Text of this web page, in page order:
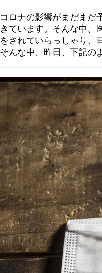
コロナの影響がまだまだ
きています。そんな中、
をされていらっしゃり、
そんな中、昨日、下記の